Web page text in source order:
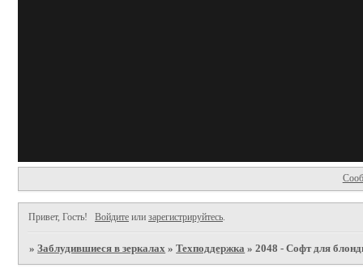
Привет, Гость! Войдите или зарегистрируйтесь.
»Заблудившиеся в зеркалах »Техподдержка »2048 - Софт для